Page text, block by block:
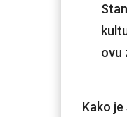
ovu
Kako